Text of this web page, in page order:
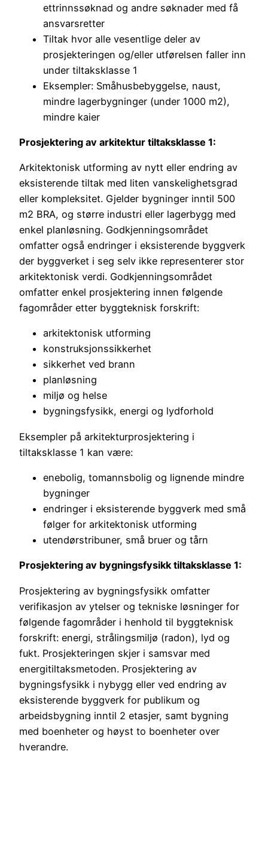
ettrinnssøknad og andre søknader med få
ansvarsretter
Tiltak hvor alle vesentlige deler av
prosjekteringen og/eller utførelsen faller inn
under tiltaksklasse 1
Eksempler: Småhusbebyggelse, naust,
mindre lagerbygninger (under 1000 m2),
mindre kaier
Prosjektering av arkitektur tiltaksklasse 1:
Arkitektonisk utforming av nytt eller endring av
eksisterende tiltak med liten vanskelighetsgrad
eller kompleksitet. Gjelder bygninger inntil 500
m2 BRA, og større industri eller lagerbygg med
enkel planløsning. Godkjenningsområdet
omfatter også endringer i eksisterende byggverk
der byggverket i seg selv ikke representerer stor
arkitektonisk verdi. Godkjenningsområdet
omfatter enkel prosjektering innen følgende
fagområder etter byggteknisk forskrift:
arkitektonisk utforming
konstruksjonssikkerhet
sikkerhet ved brann
planløsning
miljø og helse
bygningsfysikk, energi og lydforhold
Eksempler på arkitekturprosjektering i
tiltaksklasse 1 kan være:
enebolig, tomannsbolig og lignende mindre
bygninger
endringer i eksisterende byggverk med små
følger for arkitektonisk utforming
utendørstribuner, små bruer og tårn
Prosjektering av bygningsfysikk tiltaksklasse 1:
Prosjektering av bygningsfysikk omfatter
verifikasjon av ytelser og tekniske løsninger for
følgende fagområder i henhold til byggteknisk
forskrift: energi, strålingsmiljø (radon), lyd og
fukt. Prosjekteringen skjer i samsvar med
energitiltaksmetoden. Prosjektering av
bygningsfysikk i nybygg eller ved endring av
eksisterende byggverk for publikum og
arbeidsbygning inntil 2 etasjer, samt bygning
med boenheter og høyst to boenheter over
hverandre.